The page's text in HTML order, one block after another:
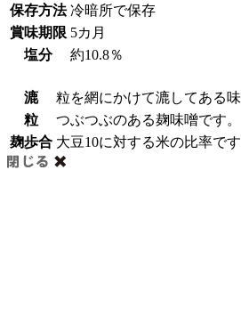
保存方法 冷暗所で保存
賞味期限 5カ月
塩分
約10.8％
漉
粒を網にかけて漉してある味
粒
つぶつぶのある麹味噌です。
麹歩合 大豆10に対する米の比率で